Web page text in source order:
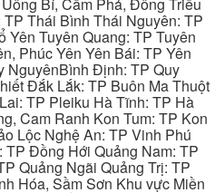
Thái Bình Thái Nguyên: TP
Tuyên Quang: TP Tuyên
Phúc Yên Yên Bái: TP Yên
NguyênBình Định: TP Quy
Đắk Lắk: TP Buôn Ma Thuột
TP Pleiku Hà Tĩnh: TP Hà
Cam Ranh Kon Tum: TP Kon
Lộc Nghệ An: TP Vinh Phú
TP Đồng Hới Quảng Nam: TP
Quảng Ngãi Quảng Trị: TP
Hóa, Sầm Sơn Khu vực Miền